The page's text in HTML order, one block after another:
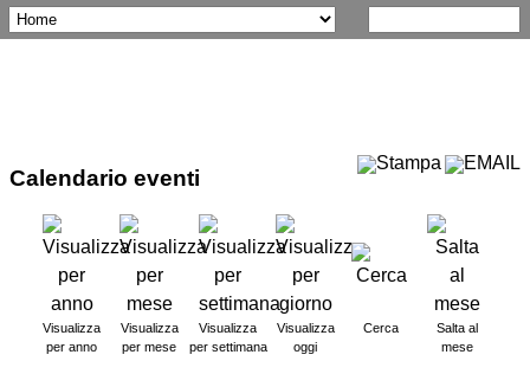
Calendario eventi
Visualizza
per anno
Visualizza
per mese
Visualizza
per settimana
Visualizza
oggi
Cerca
Salta al
mese